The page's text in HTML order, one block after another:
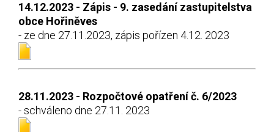
14.12.2023 - Zápis - 9. zasedání zastupitelstva
obce Hořiněves
- ze dne 27.11.2023, zápis pořízen 4.12. 2023
28.11.2023 - Rozpočtové opatření č. 6/2023
- schváleno dne 27.11. 2023